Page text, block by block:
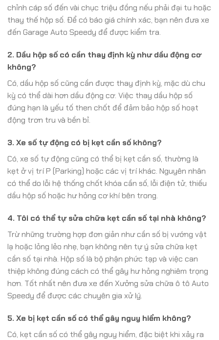
chỉnh cáp số đến vài chục triệu đồng nếu phải đại tu hoặc
thay thế hộp số. Để có báo giá chính xác, bạn nên đưa xe
đến Garage Auto Speedy để được kiểm tra.
2. Dầu hộp số có cần thay định kỳ như dầu động cơ
không?
Có, dầu hộp số cũng cần được thay định kỳ, mặc dù chu
kỳ có thể dài hơn dầu động cơ. Việc thay dầu hộp số
đúng hạn là yếu tố then chốt để đảm bảo hộp số hoạt
động trơn tru và bền bỉ.
3. Xe số tự động có bị kẹt cần số không?
Có, xe số tự động cũng có thể bị kẹt cần số, thường là
kẹt ở vị trí P (Parking) hoặc các vị trí khác. Nguyên nhân
có thể do lỗi hệ thống chốt khóa cần số, lỗi điện tử, thiếu
dầu hộp số hoặc hư hỏng cơ khí bên trong.
4. Tôi có thể tự sửa chữa kẹt cần số tại nhà không?
Trừ những trường hợp đơn giản như cần số bị vướng vật
lạ hoặc lỏng lẻo nhẹ, bạn không nên tự ý sửa chữa kẹt
cần số tại nhà. Hộp số là bộ phận phức tạp và việc can
thiệp không đúng cách có thể gây hư hỏng nghiêm trọng
hơn. Tốt nhất nên đưa xe đến Xưởng sửa chữa ô tô Auto
Speedy để được các chuyên gia xử lý.
5. Xe bị kẹt cần số có thể gây nguy hiểm không?
Có, kẹt cần số có thể gây nguy hiểm, đặc biệt khi xảy ra